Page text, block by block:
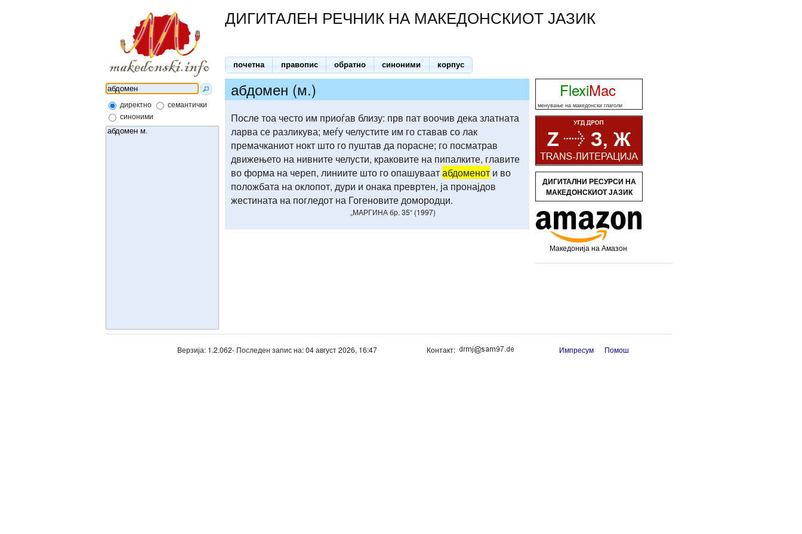
ДИГИТАЛЕН РЕЧНИК НА МАКЕДОНСКИОТ ЈАЗИК
почетна правопис обратно синоними корпус
директно
семантички
синоними
абдомен (м.)
После тоа често им приоѓав близу: прв пат воочив дека златната
ларва се разликува; меѓу челустите им го ставав со лак
премачканиот нокт што го пуштав да порасне; го посматрав
движењето на нивните челусти, краковите на пипалките, главите
во форма на череп, линиите што го опашуваатабдоменот и во
положбата на оклопот, дури и онака превртен, ја пронајдов
жестината на погледот на Гогеновите домородци.
„МАРГИНА бр. 35“ (1997)
FlexiMac
менување на македонски глаголи
ДИГИТАЛНИ РЕСУРСИ НА
МАКЕДОНСКИОТ ЈАЗИК
Македонија на Амазон
Верзија: 1.2.062- Последен запис на: 04 август 2026, 16:47 Контакт: Импресум Помош